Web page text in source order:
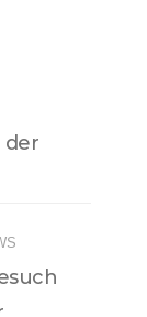
der